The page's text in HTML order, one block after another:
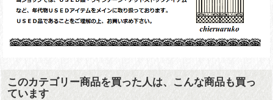
このカテゴリー商品を買った人は、こんな商品も買っ
ています